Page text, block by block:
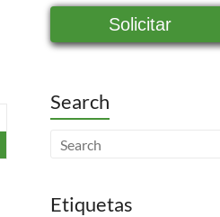
Solicitar
Search
Etiquetas